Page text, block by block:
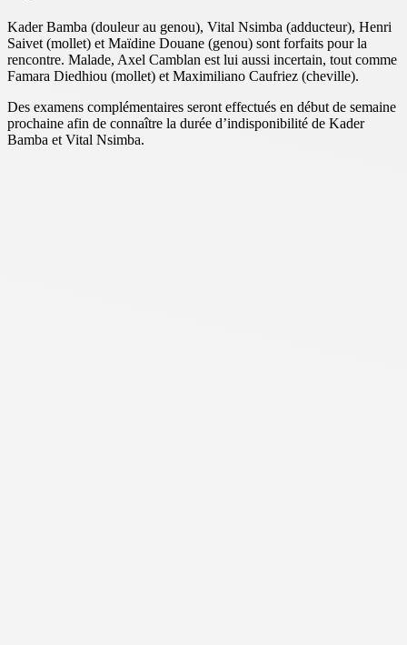
Kader Bamba (douleur au genou), Vital Nsimba (adducteur), Henri
Saivet (mollet) et Maïdine Douane (genou) sont forfaits pour la
rencontre. Malade, Axel Camblan est lui aussi incertain, tout comme
Famara Diedhiou (mollet) et Maximiliano Caufriez (cheville).
Des examens complémentaires seront effectués en début de semaine
prochaine afin de connaître la durée d’indisponibilité de Kader
Bamba et Vital Nsimba.